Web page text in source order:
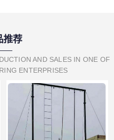
推荐
AND SALES IN ONE OF
ENTERPRISES